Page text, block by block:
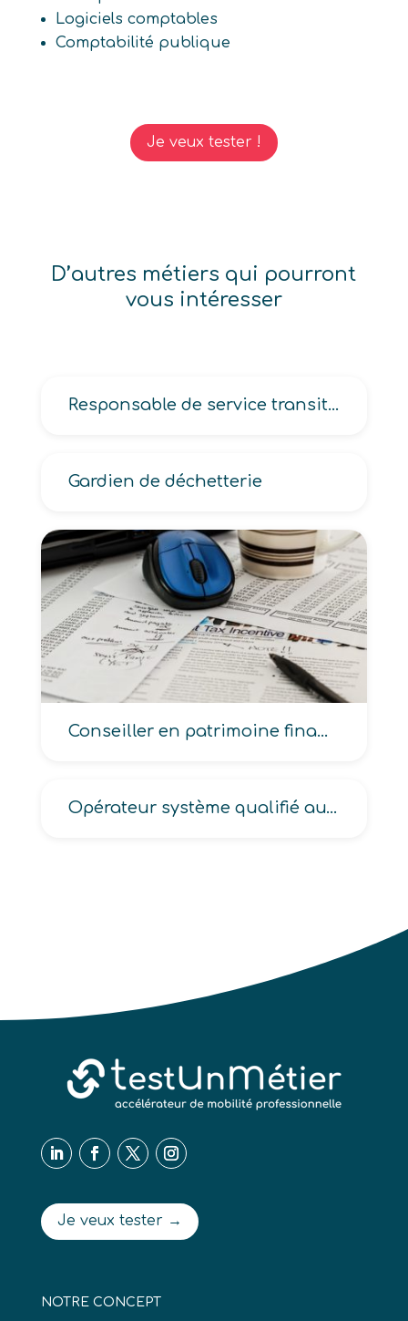
Logiciels comptables
Comptabilité publique
Je veux tester !
D’autres métiers qui pourront
vous intéresser
Responsable de service transit international
Gardien de déchetterie
Conseiller en patrimoine financier
Opérateur système qualifié aux armées, Opérateur navigateur terrestre aux armées
Je veux tester →
NOTRE CONCEPT